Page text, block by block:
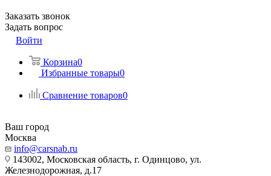
Заказать звонок
Задать вопрос
Войти
Корзина0
Избранные товары0
Сравнение товаров0
Ваш город
Москва
info@carsnab.ru
143002, Московская область, г. Одинцово, ул.
Железнодорожная, д.17